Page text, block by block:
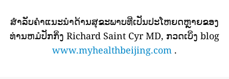
ສໍາລັບຄໍາແນະນໍາດ້ານສຸຂະພາບທີ່ເປັນປະໂຫຍດຫຼາຍຂອງ
ທ່ານຫມໍປັກກິ່ງ Richard Saint Cyr MD, ກວດເບິ່ງ blog
www.myhealthbeijing.com .